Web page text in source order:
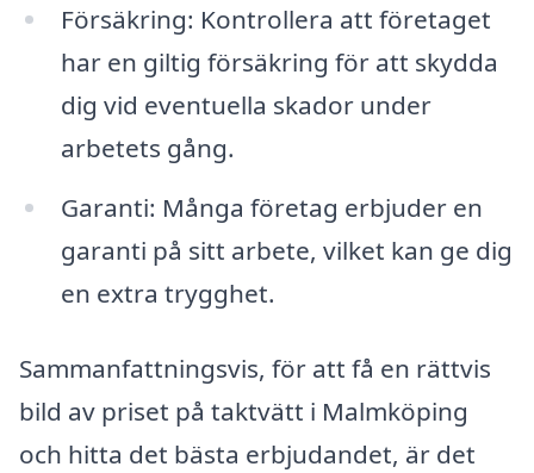
Försäkring: Kontrollera att företaget
har en giltig försäkring för att skydda
dig vid eventuella skador under
arbetets gång.
Garanti: Många företag erbjuder en
garanti på sitt arbete, vilket kan ge dig
en extra trygghet.
Sammanfattningsvis, för att få en rättvis
bild av priset på taktvätt i Malmköping
och hitta det bästa erbjudandet, är det